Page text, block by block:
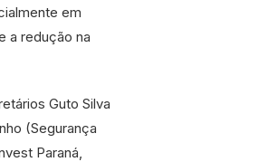
em
a redução na
Guto Silva
(Segurança
Paraná,